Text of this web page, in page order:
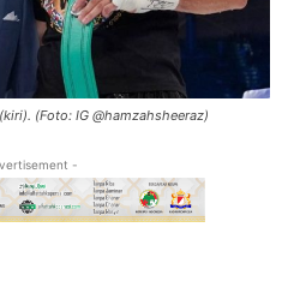
(Foto: IG @hamzahsheeraz)
-